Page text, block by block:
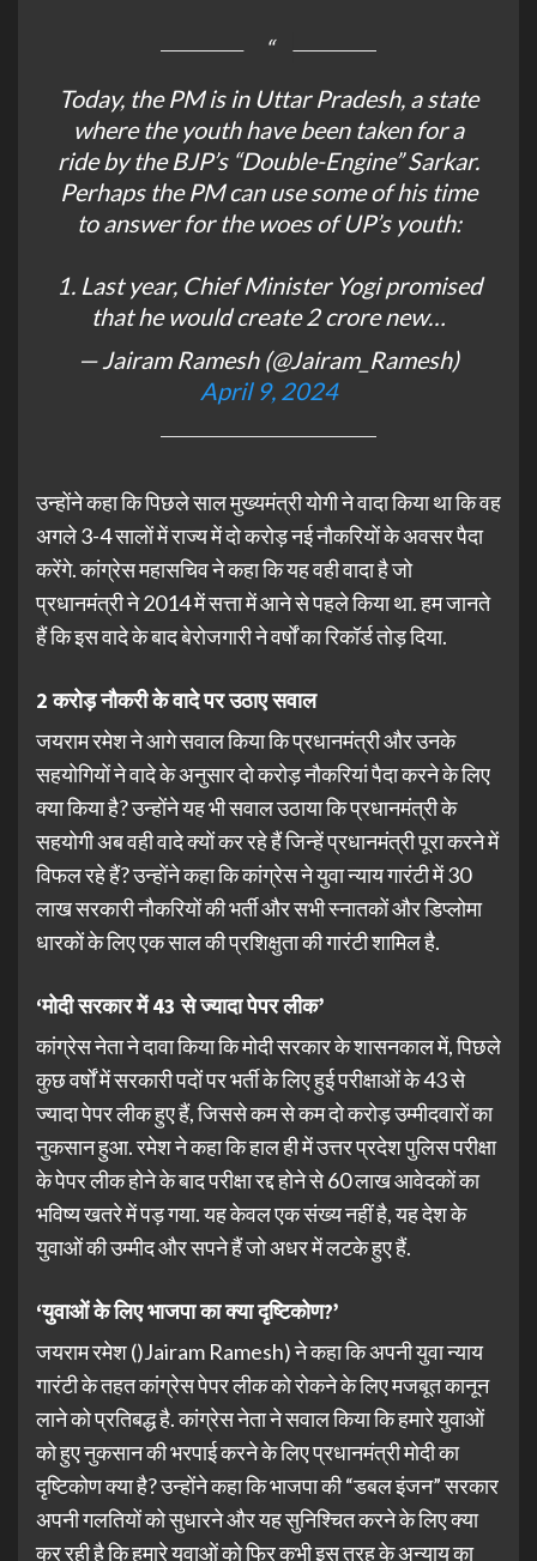
Today, the PM is in Uttar Pradesh, a state
where the youth have been taken for a
ride by the BJP’s “Double-Engine” Sarkar.
Perhaps the PM can use some of his time
to answer for the woes of UP’s youth:
1. Last year, Chief Minister Yogi promised
that he would create 2 crore new…
— Jairam Ramesh (@Jairam_Ramesh)
April 9, 2024
उन्होंने कहा कि पिछले साल मुख्यमंत्री योगी ने वादा किया था कि वह
अगले 3-4 सालों में राज्य में दो करोड़ नई नौकरियों के अवसर पैदा
करेंगे. कांग्रेस महासचिव ने कहा कि यह वही वादा है जो
प्रधानमंत्री ने 2014 में सत्ता में आने से पहले किया था. हम जानते
हैं कि इस वादे के बाद बेरोजगारी ने वर्षों का रिकॉर्ड तोड़ दिया.
2 करोड़ नौकरी के वादे पर उठाए सवाल
जयराम रमेश ने आगे सवाल किया कि प्रधानमंत्री और उनके
सहयोगियों ने वादे के अनुसार दो करोड़ नौकरियां पैदा करने के लिए
क्या किया है? उन्होंने यह भी सवाल उठाया कि प्रधानमंत्री के
सहयोगी अब वही वादे क्यों कर रहे हैं जिन्हें प्रधानमंत्री पूरा करने में
विफल रहे हैं? उन्होंने कहा कि कांग्रेस ने युवा न्याय गारंटी में 30
लाख सरकारी नौकरियों की भर्ती और सभी स्नातकों और डिप्लोमा
धारकों के लिए एक साल की प्रशिक्षुता की गारंटी शामिल है.
‘मोदी सरकार में 43 से ज्यादा पेपर लीक’
कांग्रेस नेता ने दावा किया कि मोदी सरकार के शासनकाल में, पिछले
कुछ वर्षों में सरकारी पदों पर भर्ती के लिए हुई परीक्षाओं के 43 से
ज्यादा पेपर लीक हुए हैं, जिससे कम से कम दो करोड़ उम्मीदवारों का
नुकसान हुआ. रमेश ने कहा कि हाल ही में उत्तर प्रदेश पुलिस परीक्षा
के पेपर लीक होने के बाद परीक्षा रद्द होने से 60 लाख आवेदकों का
भविष्य खतरे ‌में पड़ गया. यह केवल एक संख्य नहीं है, यह देश के
युवाओं की उम्मीद और सपने हैं जो अधर में लटके हुए हैं.
‘युवाओं के लिए भाजपा का क्या दृष्टिकोण?’
जयराम रमेश ()Jairam Ramesh) ने कहा कि अपनी युवा न्याय
गारंटी के तहत कांग्रेस पेपर लीक को रोकने के लिए मजबूत कानून
लाने को प्रतिबद्ध है. कांग्रेस नेता ने सवाल किया कि हमारे युवाओं
को हुए नुकसान की भरपाई करने के लिए प्रधानमंत्री मोदी का
दृष्टिकोण क्या है? उन्होंने कहा कि भाजपा की “डबल इंजन” सरकार
अपनी गलतियों को सुधारने और यह सुनिश्चित करने के लिए क्या
कर रही है कि हमारे युवाओं को फिर कभी इस तरह के अन्याय का